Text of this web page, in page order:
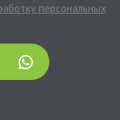
персональных